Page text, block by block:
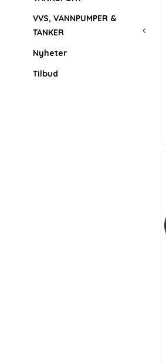
VVS, VANNPUMPER &
TANKER
Nyheter
Tilbud